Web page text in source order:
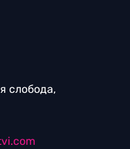
слобода,